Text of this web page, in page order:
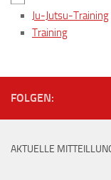
Ju-Jutsu-Training
Training
FOLGEN:
AKTUELLE